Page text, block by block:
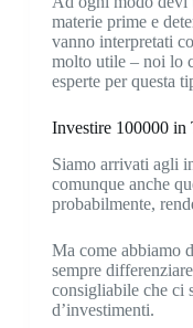
materie prime e
vanno interpretati
molto utile – noi lo
esperte per questa
Investire 100000 in
Siamo arrivati agli
comunque anche
probabilmente,
Ma come abbiamo
sempre
consigliabile che ci
d’investimenti.